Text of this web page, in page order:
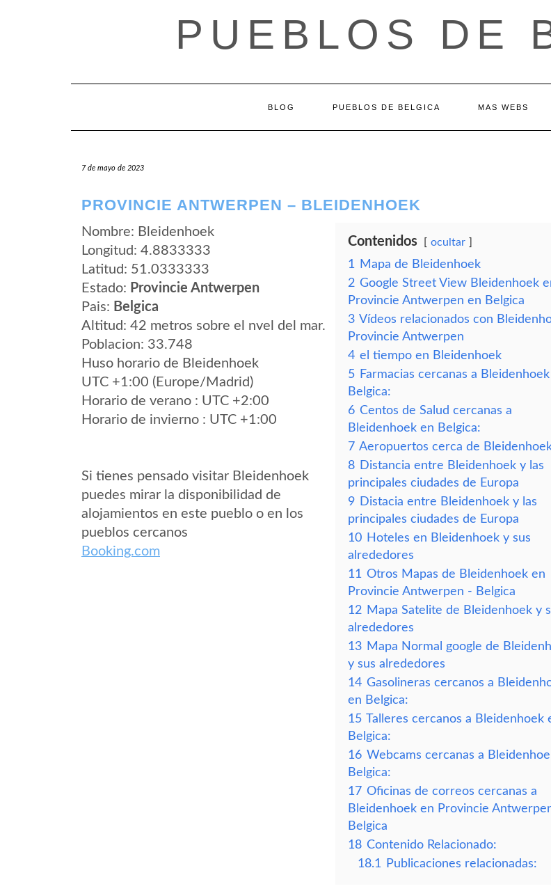
PUEBLOS DE
BLOG PUEBLOS DE BELGICA MAS WEBS
7 de mayo de 2023
PROVINCIE ANTWERPEN – BLEIDENHOEK
Nombre: Bleidenhoek
Longitud: 4.8833333
Latitud: 51.0333333
Estado: Provincie Antwerpen
Pais: Belgica
Altitud: 42 metros sobre el nvel del mar.
Poblacion: 33.748
Huso horario de Bleidenhoek
UTC +1:00 (Europe/Madrid)
Horario de verano : UTC +2:00
Horario de invierno : UTC +1:00
Si tienes pensado visitar Bleidenhoek
puedes mirar la disponibilidad de
alojamientos en este pueblo o en los
pueblos cercanos
Booking.com
Contenidos ocultar
1
Mapa de Bleidenhoek
2 Google Street View Bleidenhoek
Provincie Antwerpen en Belgica
3 Vídeos relacionados con
Provincie Antwerpen
4 el tiempo en Bleidenhoek
5 Farmacias cercanas a
Belgica:
6 Centos de Salud cercanas a
Bleidenhoek en Belgica:
7 Aeropuertos cerca de
8 Distancia entre Bleidenhoek y las
principales ciudades de Europa
9 Distacia entre Bleidenhoek y las
principales ciudades de Europa
10 Hoteles en Bleidenhoek y sus
alrededores
11 Otros Mapas de Bleidenhoek en
Provincie Antwerpen - Belgica
12 Mapa Satelite de Bleidenhoek y
alrededores
13 Mapa Normal google de
y sus alrededores
14 Gasolineras cercanos a
en Belgica:
15 Talleres cercanos a Bleidenhoek
Belgica:
16 Webcams cercanas a
Belgica:
17 Oficinas de correos cercanas a
Bleidenhoek en Provincie
Belgica
18 Contenido Relacionado:
18.1
Publicaciones relacionadas: